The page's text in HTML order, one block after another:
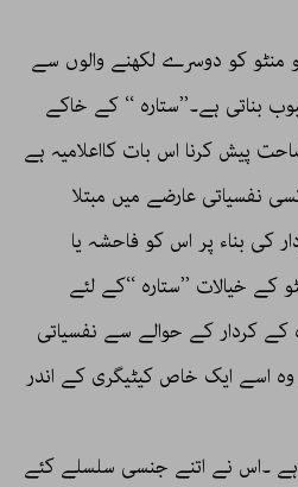
منٹو کو دوسرے لکھنے والوں سے
بناتی ہے۔’’ستارہ ‘‘ کے خاکے
پیش کرنا اس بات کااعلامیہ ہے
نفسیاتی عارضے میں مبتلا
کی بناء پر اس کو فاحشہ یا
کے خیالات ’’ستارہ ‘‘کے لئے
کے کردار کے حوالے سے نفسیاتی
اسے ایک خاص کیٹیگری کے اندر
ہے ۔اس نے اتنے جنسی سلسلے کئے